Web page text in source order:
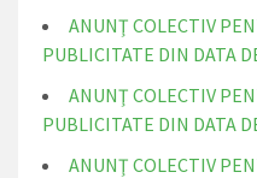
ANUNŢ COLECTIV
PUBLICITATE DIN DATA
ANUNŢ COLECTIV
PUBLICITATE DIN DATA
ANUNŢ COLECTIV